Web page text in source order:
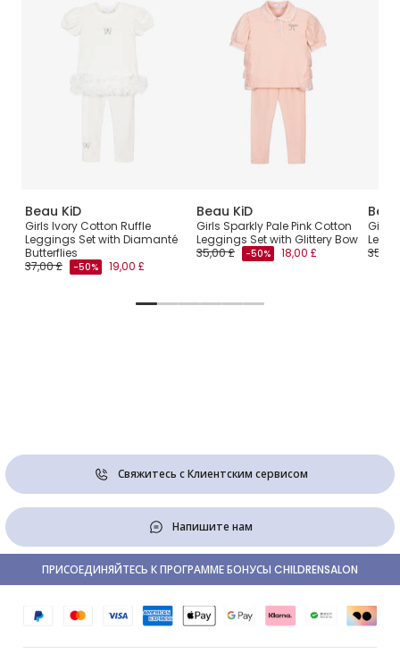
Beau KiD
Girls Ivory Cotton Ruffle
Leggings Set with Diamanté
Butterflies
37,00 £
-50% 19,00 £
Beau KiD
Girls Sparkly Pale Pink Cotton
Leggings Set with Glittery Bow
35,00 £
-50% 18,00 £
Girls
35,00
Свяжитесь с Клиентским сервисом
Напишите нам
ПРИСОЕДИНЯЙТЕСЬ К ПРОГРАММЕ БОНУСЫ CHILDRENSALON